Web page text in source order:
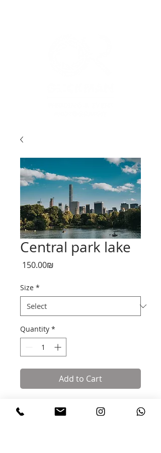
Central park lake
‏150.00 ‏₪
Size *
Quantity *
Add to Cart
תמונה מקורית של אור גליקמן מודפסת על
קנבס בגדלים לפי בחירה